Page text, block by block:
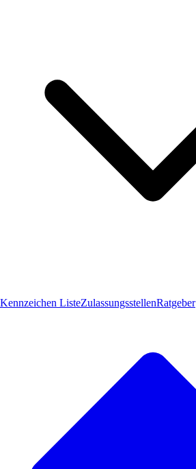
Kennzeichen ListeZulassungsstellenRatgeber